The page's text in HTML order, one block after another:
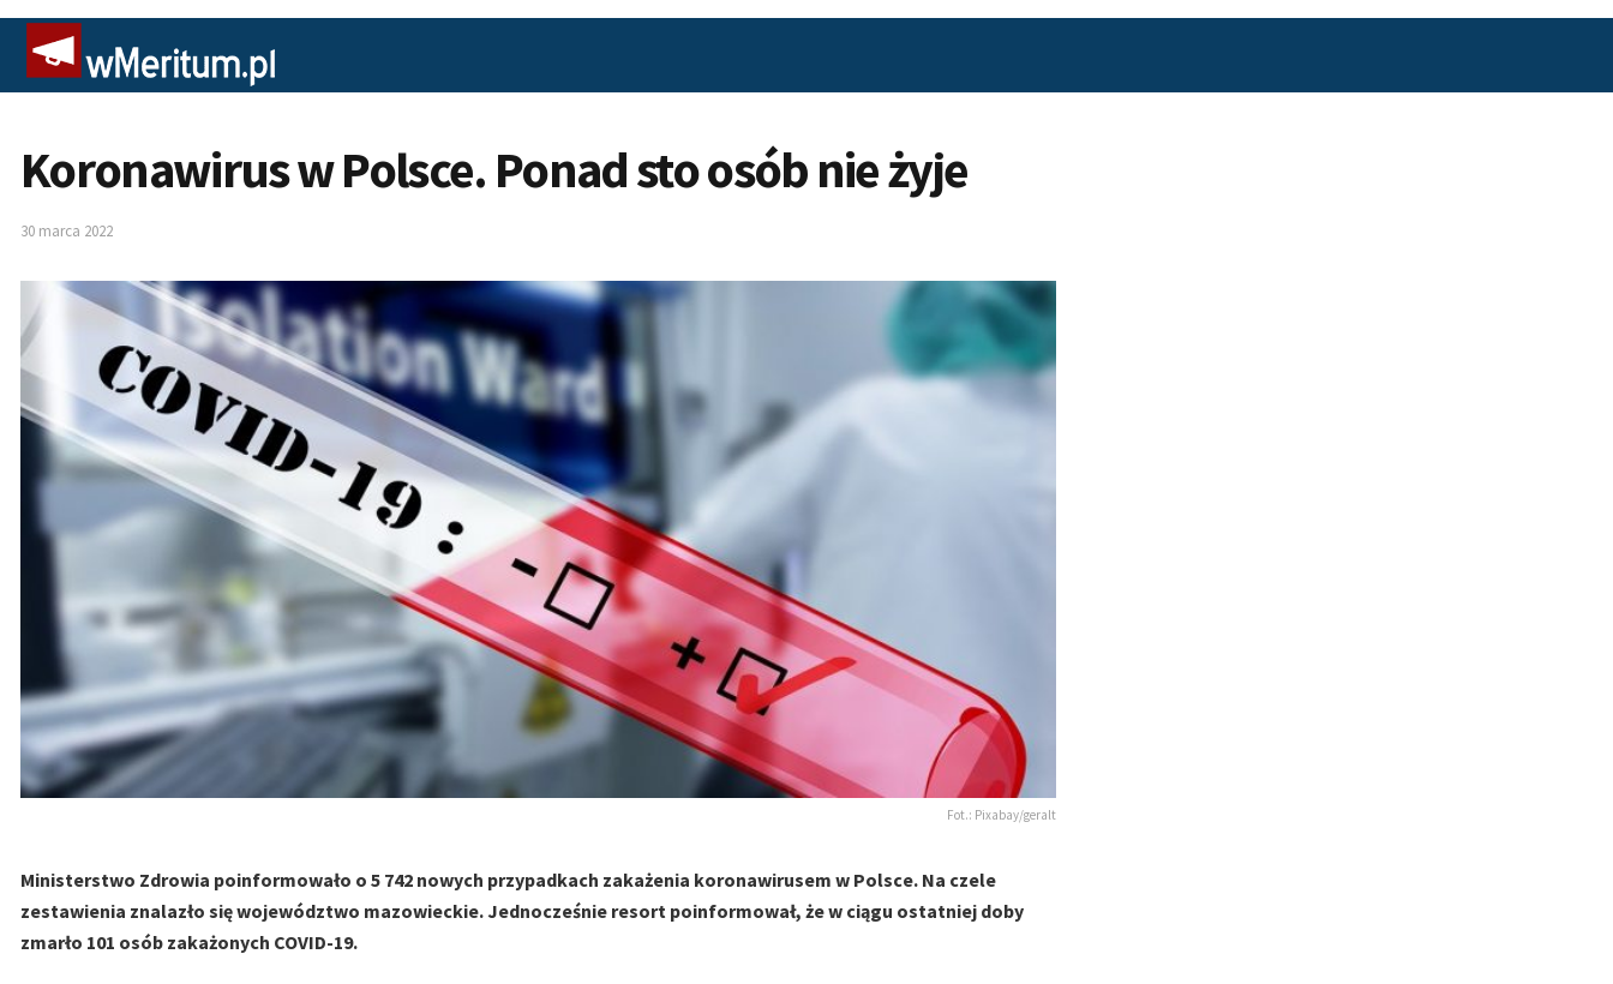
Koronawirus w Polsce. Ponad sto osób nie żyje
30 marca 2022
Fot.: Pixabay/geralt
Ministerstwo Zdrowia poinformowało o 5 742 nowych przypadkach zakażenia koronawirusem w Polsce. Na czele
zestawienia znalazło się województwo mazowieckie. Jednocześnie resort poinformował, że w ciągu ostatniej doby
zmarło 101 osób zakażonych COVID-19.